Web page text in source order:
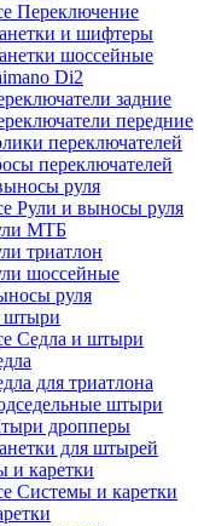
Переключение
и шифтеры
шоссейные
Di2
задние
передние
переключателей
переключателей
руля
Рули и выносы руля
МТБ
триатлон
шоссейные
руля
штыри
Седла и штыри
для триатлона
штыри
дропперы
для штырей
и каретки
Системы и каретки